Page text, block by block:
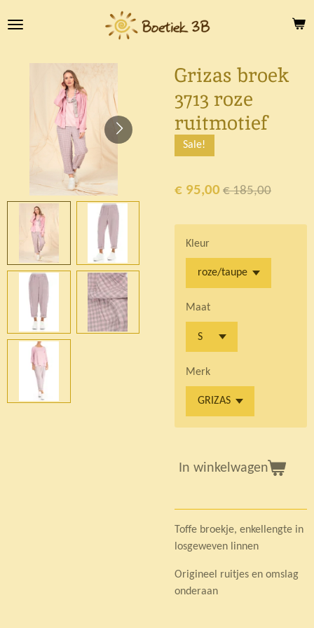
direct
hoofdinhoud
Grizas broek
3713 roze
ruitmotief
Sale!
€ 95,00 € 185,00
Kleur
Maat
Merk
In winkelwagen
Toffe broekje, enkellengte in
losgeweven linnen
Origineel ruitjes en omslag
onderaan